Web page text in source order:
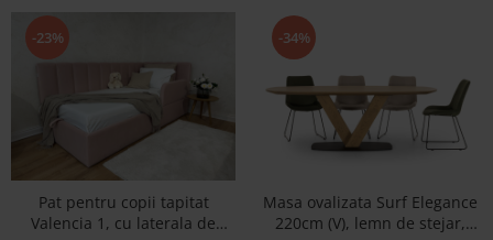
Paturi Copii
Banchete Dormitor
Roshe
Canapele
Fotolii si Demifotolii
Paturi Tapitate
Banchete Dormitor
-23%
Pat pentru copii tapitat
Valencia 1, cu laterala de
-34%
Masa ovalizata Surf Elegance
220cm (V), lemn de stejar,